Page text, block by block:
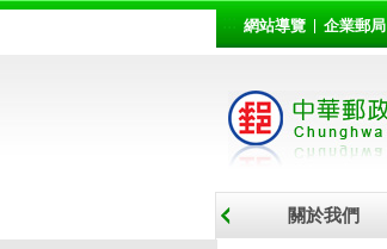
網站導覽 企業郵局
關於我們